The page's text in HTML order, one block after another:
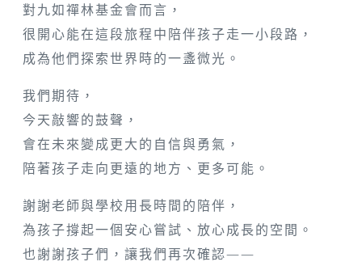
對九如禪林基金會而言，
很開心能在這段旅程中陪伴孩子走一小段路，
成為他們探索世界時的一盞微光。
我們期待，
今天敲響的鼓聲，
會在未來變成更大的自信與勇氣，
陪著孩子走向更遠的地方、更多可能。
謝謝老師與學校用長時間的陪伴，
為孩子撐起一個安心嘗試、放心成長的空間。
也謝謝孩子們，讓我們再次確認——